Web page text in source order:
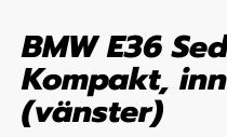
BMW E36
Kompakt,
(vänster)